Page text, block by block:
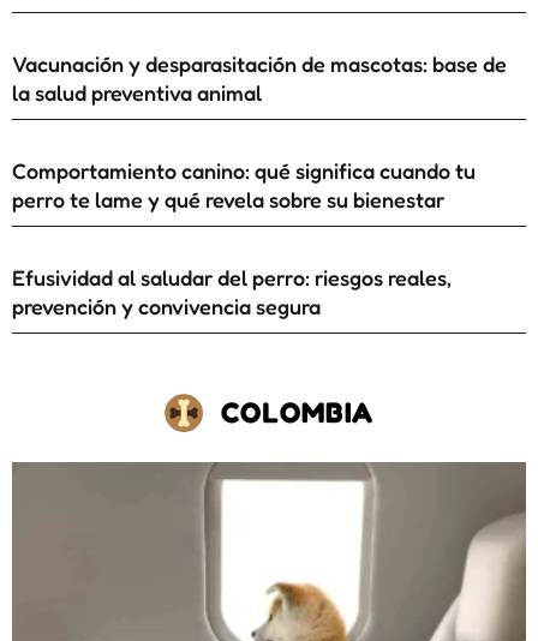
Vacunación y desparasitación de mascotas: base de
la salud preventiva animal
Comportamiento canino: qué significa cuando tu
perro te lame y qué revela sobre su bienestar
Efusividad al saludar del perro: riesgos reales,
prevención y convivencia segura
COLOMBIA